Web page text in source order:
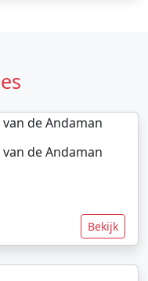
de Andaman
Bekijk